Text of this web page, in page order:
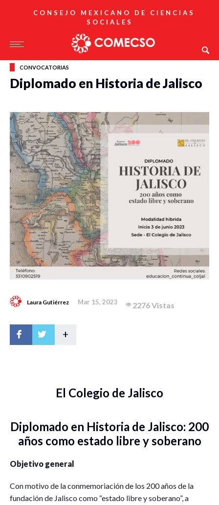
CONSEJO MEXICANO DE CIENCIAS
SOCIALES
CONVOCATORIAS
Diplomado en Historia de Jalisco
Laura Gutiérrez Mar 15, 2023 2276 Vistas
+
El Colegio de Jalisco
Diplomado en Historia de Jalisco: 200
años como estado libre y soberano
Objetivo general
Con motivo de la conmemoriación de los 200 años de la
fundación de Jalisco como “estado libre y soberano”, a